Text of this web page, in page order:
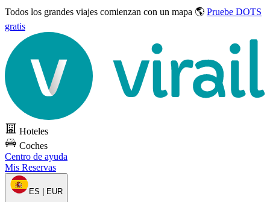
Todos los grandes viajes comienzan con un mapa 🌎 Pruebe DOTS
gratis
Hoteles
Coches
Centro de ayuda
Mis Reservas
ES | EUR